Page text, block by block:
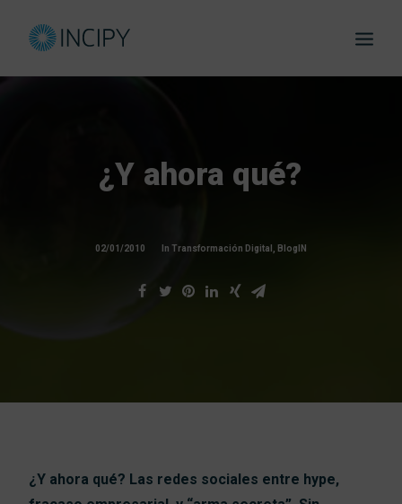
CASOS DE
eBooks
¿Y ahora qué?
02/01/2010 In Transformación Digital BlogIN
¿Y ahora qué? Las redes sociales entre hype,